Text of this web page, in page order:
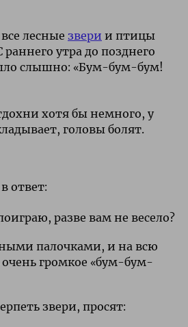
лесные звери и птицы
утра до позднего
слышно: «Бум-бум-бум!
хотя бы немного, у
головы болят.
ответ:
разве вам не весело?
палочками, и на всю
очень громкое «бум-бум-
звери, просят: